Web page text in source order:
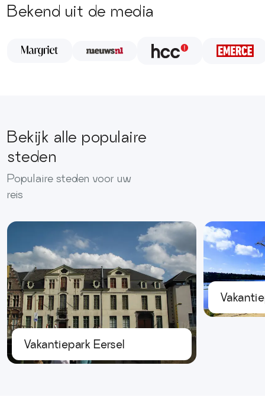
Bekend uit de media
Bekijk alle populaire
steden
Populaire steden voor uw
reis
Vakantiepark Eersel